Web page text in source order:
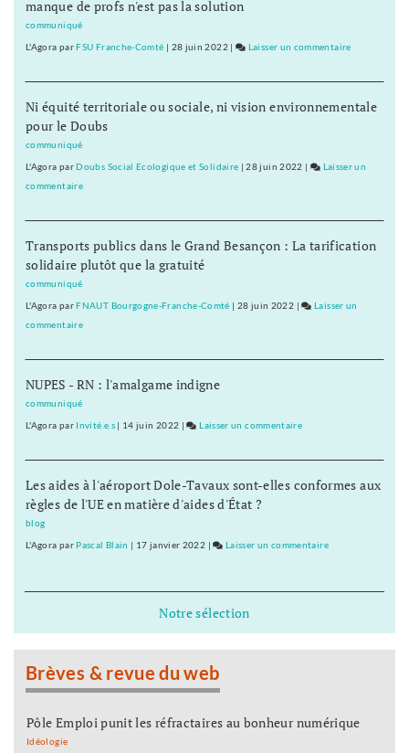
budget
les
dispersées
manque de profs n'est pas la solution
communiqué
L'Agora parFSU Franche-Comté | 28 juin 2022 | Laisser un commentaire
:
le
Ni équité territoriale ou sociale, ni vision environnementale
pour le Doubs
communiqué
L'Agora parDoubs Social Ecologique et Solidaire |28 juin 2022 |
Laisser un
commentaireon
:
le
budget
les
Transports publics dans le Grand Besançon : La tarification
solidaire plutôt que la gratuité
communiqué
L'Agora parFNAUT Bourgogne-Franche-Comté | 28 juin 2022 |
Laisser un
commentaireon
:
le
adopté,
oppositions
dispersées
NUPES - RN : l'amalgame indigne
communiqué
L'Agora par Invité.e.s| 14 juin 2022 | Laisser un commentaire
:
le
les
Les aides à l'aéroport Dole-Tavaux sont-elles conformes aux
règles de l'UE en matière d'aides d'État ?
blog
L'Agora par Pascal Blain | 17 janvier 2022 | Laisser un commentaireon
Notre sélection
Brèves & revue du web
Pôle Emploi punit les réfractaires au bonheur numérique
Idéologie